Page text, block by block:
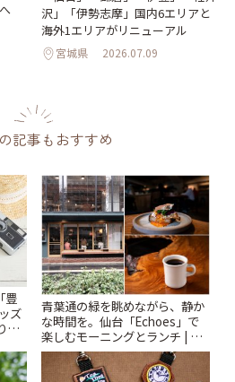
沢」「伊勢志摩」国内6エリアと
海外1エリアがリニューアル
宮城県 2026.07.09
記事もおすすめ
豊
ズ
っ
青葉通の緑を眺めながら、静か
な時間を。仙台「Echoes」で
楽しむモーニングとランチ | こ
とりっぷ